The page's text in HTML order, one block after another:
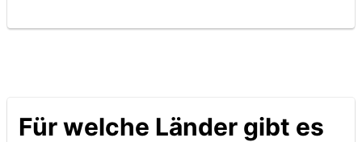
Für welche Länder gibt es